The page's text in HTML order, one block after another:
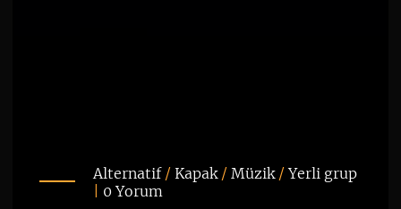
Alternatif/ Kapak/ Müzik/Yerli grup
0 Yorum